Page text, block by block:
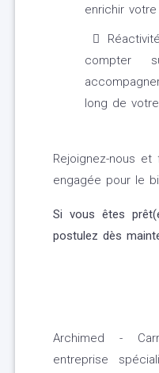
enrichir
compter
long de
Rejoignez-nous et
engagée pour le
Si vous êtes
postulez dès
Archimed -
entreprise